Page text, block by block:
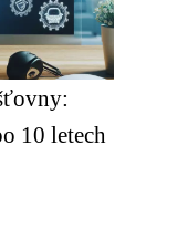
10 letech